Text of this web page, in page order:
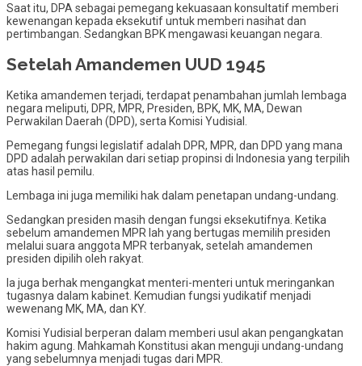
Saat itu, DPA sebagai pemegang kekuasaan konsultatif memberi
kewenangan kepada eksekutif untuk memberi nasihat dan
pertimbangan. Sedangkan BPK mengawasi keuangan negara.
Setelah Amandemen UUD 1945
Ketika amandemen terjadi, terdapat penambahan jumlah lembaga
negara meliputi, DPR, MPR, Presiden, BPK, MK, MA, Dewan
Perwakilan Daerah (DPD), serta Komisi Yudisial.
Pemegang fungsi legislatif adalah DPR, MPR, dan DPD yang mana
DPD adalah perwakilan dari setiap propinsi di Indonesia yang terpilih
atas hasil pemilu.
Lembaga ini juga memiliki hak dalam penetapan undang-undang.
Sedangkan presiden masih dengan fungsi eksekutifnya. Ketika
sebelum amandemen MPR lah yang bertugas memilih presiden
melalui suara anggota MPR terbanyak, setelah amandemen
presiden dipilih oleh rakyat.
Ia juga berhak mengangkat menteri-menteri untuk meringankan
tugasnya dalam kabinet. Kemudian fungsi yudikatif menjadi
wewenang MK, MA, dan KY.
Komisi Yudisial berperan dalam memberi usul akan pengangkatan
hakim agung. Mahkamah Konstitusi akan menguji undang-undang
yang sebelumnya menjadi tugas dari MPR.